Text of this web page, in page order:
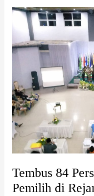
Tembus 84
Pemilih di
Tembus
Persen,
Partisipasi
Rejang
Lebong
Meningkat